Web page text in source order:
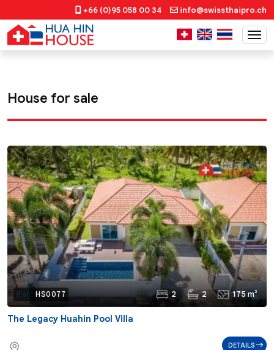
+66 (0)95 058 00 34 info@swissthaipro.ch
House for sale
Ref.: HS0077 2 2 175 m²
The Legacy Huahin Pool Villa
DETAILS